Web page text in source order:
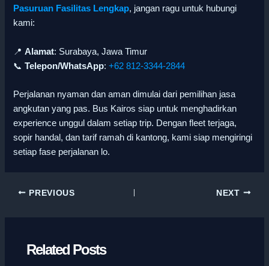
Pasuruan Fasilitas Lengkap, jangan ragu untuk hubungi
kami:
📍Alamat: Surabaya, Jawa Timur
📞Telepon/WhatsApp:+62 812-3344-2844
Perjalanan nyaman dan aman dimulai dari pemilihan jasa
angkutan yang pas. Bus Kairos siap untuk menghadirkan
experience unggul dalam setiap trip. Dengan fleet terjaga,
sopir handal, dan tarif ramah di kantong, kami siap mengiringi
setiap fase perjalanan lo.
PREVIOUS NEXT
Related Posts